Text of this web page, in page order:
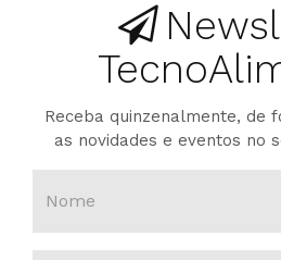
Receba quinzenalmente, de
as novidades e eventos no